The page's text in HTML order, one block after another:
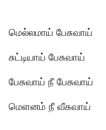
மெல்லமாய் பேசுவாய்
சுட்டியாய் பேசுவாய்
பேசுவாய் நீ பேசுவாய்
மெளனம் நீ வீசுவாய்